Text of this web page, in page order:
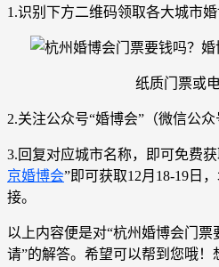
1.识别下方二维码领取各大城市
纸质门票或
2.关注公众号“婚博会”（微信公众
3.回复对应城市名称，即可免费
京婚博会”即可获取12月18-19日
接。
以上内容便是对“杭州婚博会门
请”的解答。希望可以帮到您哦